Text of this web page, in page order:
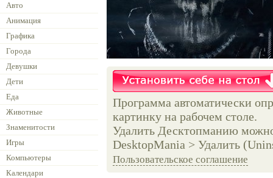
Авто
Анимация
Графика
Города
Девушки
Дети
Еда
Животные
Знаменитости
Игры
Компьютеры
Календари
Программа автоматически
картинку на рабочем столе.
Удалить Десктопманию
DesktopMania > Удалить
Пользовательское соглашение